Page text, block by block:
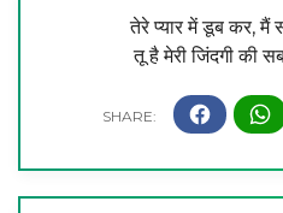
तेरे प्यार में डूब कर,
तू है मेरी जिंदगी की